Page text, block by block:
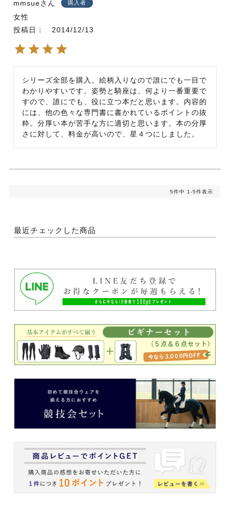
mmsue 購入者
女性
投稿日
2014/12/13
シリーズ全部を購入。絵柄入りなので誰にでも一目で
わかりやすいです。姿勢と騎座は、何より一番重要で
すので、誰にでも、役に立つ本だと思います。内容的
には、他の色々な専門書に書かれているポイントの抜
粋。分厚い本が苦手な方に適切と思います。本の分厚
さに対して、料金が高いので、星４つにしました。
5件中 1-5件表示
最近チェックした商品